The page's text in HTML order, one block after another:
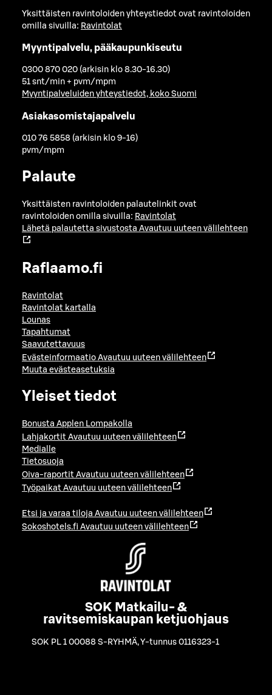
Yksittäisten ravintoloiden yhteystiedot ovat ravintoloiden
omilla sivuilla: Ravintolat
Myyntipalvelu, pääkaupunkiseutu
0300 870 020 (arkisin klo 8.30-16.30)
51 snt/min + pvm/mpm
Myyntipalveluiden yhteystiedot, koko Suomi
Asiakasomistajapalvelu
010 76 5858 (arkisin klo 9-16)
pvm/mpm
Palaute
Yksittäisten ravintoloiden palautelinkit ovat
ravintoloiden omilla sivuilla: Ravintolat
Lähetä palautetta sivustosta Avautuu uuteen välilehteen
Raflaamo.fi
Ravintolat
Ravintolat kartalla
Lounas
Tapahtumat
Saavutettavuus
Evästeinformaatio Avautuu uuteen välilehteen
Muuta evästeasetuksia
Yleiset tiedot
Bonusta Applen Lompakolla
Lahjakortit Avautuu uuteen välilehteen
Medialle
Tietosuoja
Oiva-raportit Avautuu uuteen välilehteen
Työpaikat Avautuu uuteen välilehteen
Etsi ja varaa tiloja Avautuu uuteen välilehteen
Sokoshotels.fi Avautuu uuteen välilehteen
SOK Matkailu- &
ravitsemiskaupan ketjuohjaus
SOK PL 1 00088 S-RYHMÄ,Y-tunnus 0116323-1